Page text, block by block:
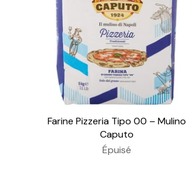
Farine Pizzeria Tipo 00 – Mulino
Caputo
Épuisé